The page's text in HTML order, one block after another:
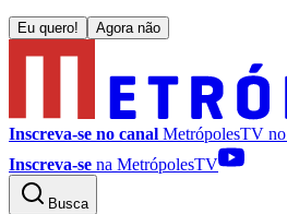
Eu quero! Agora não
Inscreva-se no canal MetrópolesTV no
Inscreva-se na MetrópolesTV
Busca